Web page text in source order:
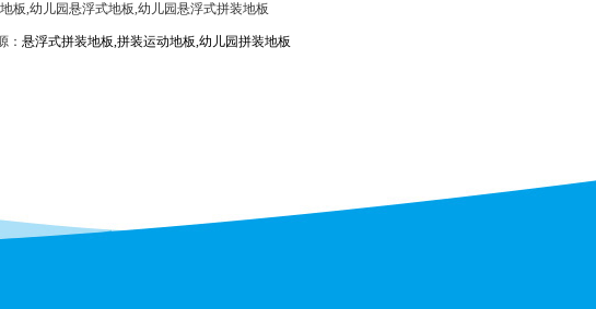
板,幼儿园悬浮式地板,幼儿园悬浮式拼装地板
： 悬浮式拼装地板,拼装运动地板,幼儿园拼装地板